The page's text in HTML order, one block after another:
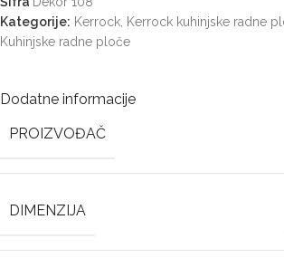
Kategorije: Kerrock, Kerrock kuhinjske radne
Kuhinjske radne ploče
Dodatne informacije
PROIZVOĐAČ
DIMENZIJA